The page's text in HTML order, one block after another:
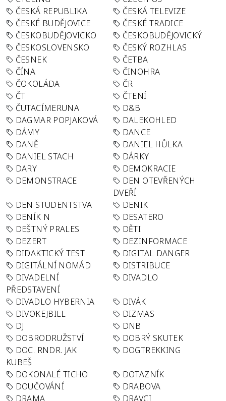
ČESKÁ REPUBLIKA
ČESKÁ TELEVIZE
ČESKÉ BUDĚJOVICE
ČESKÉ TRADICE
ČESKOBUDĚJOVICKO
ČESKOBUDĚJOVICKÝ
ČESKOSLOVENSKO
ČESKÝ ROZHLAS
ČESNEK
ČETBA
ČÍNA
ČINOHRA
ČOKOLÁDA
ČR
ČT
ČTENÍ
ČUTACÍMERUNA
D&B
DAGMAR POPJAKOVÁ
DALEKOHLED
DÁMY
DANCE
DANĚ
DANIEL HŮLKA
DANIEL STACH
DÁRKY
DARY
DEMOKRACIE
DEMONSTRACE
DEN OTEVŘENÝCH
DVEŘÍ
DEN STUDENTSTVA
DENIK
DENÍK N
DESATERO
DEŠTNÝ PRALES
DĚTI
DEZERT
DEZINFORMACE
DIDAKTICKÝ TEST
DIGITAL DANGER
DIGITÁLNÍ NOMÁD
DISTRIBUCE
DIVADELNÍ
PŘEDSTAVENÍ
DIVADLO
DIVADLO HYBERNIA
DIVÁK
DIVOKEJBILL
DIZMAS
DJ
DNB
DOBRODRUŽSTVÍ
DOBRÝ SKUTEK
DOC. RNDR. JAK
KUBEŠ
DOGTREKKING
DOKONALÉ TICHO
DOTAZNÍK
DOUČOVÁNÍ
DRABOVA
DRAMA
DRAVCI